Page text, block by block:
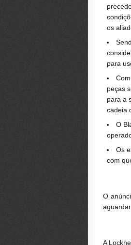
os
para
peças
para a
cadeia
O
Os
com
O
A